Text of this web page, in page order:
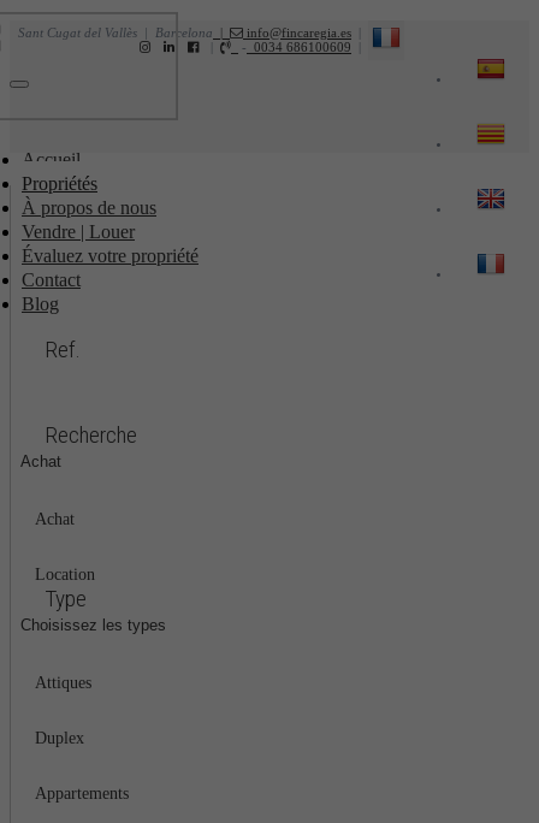
| info@fincaregia.es
Sant Cugat del Vallès | Barcelona
0034 686100609
-
Toggle
Accueil
Propriétés
À propos de nous
Vendre | Louer
Évaluez votre propriété
Contact
Blog
Ref.
Recherche
Achat
Achat
Location
Type
Choisissez les types
Attiques
Duplex
Appartements